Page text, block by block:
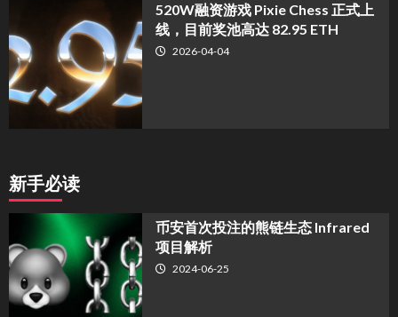
520W融资游戏 Pixie Chess 正式上
线，目前奖池高达 82.95 ETH
2026-04-04
新手必读
币安首次投注的熊链生态 Infrared
项目解析
2024-06-25